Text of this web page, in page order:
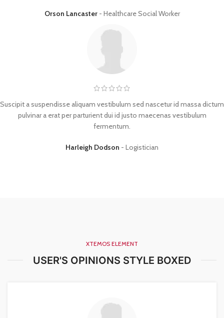
Orson Lancaster Healthcare Social Worker
Suscipit a suspendisse aliquam vestibulum sed nascetur id massa dictum
pulvinar a erat per parturient dui id justo maecenas vestibulum
fermentum.
Harleigh Dodson Logistician
XTEMOS ELEMENT
USER'S OPINIONS STYLE BOXED